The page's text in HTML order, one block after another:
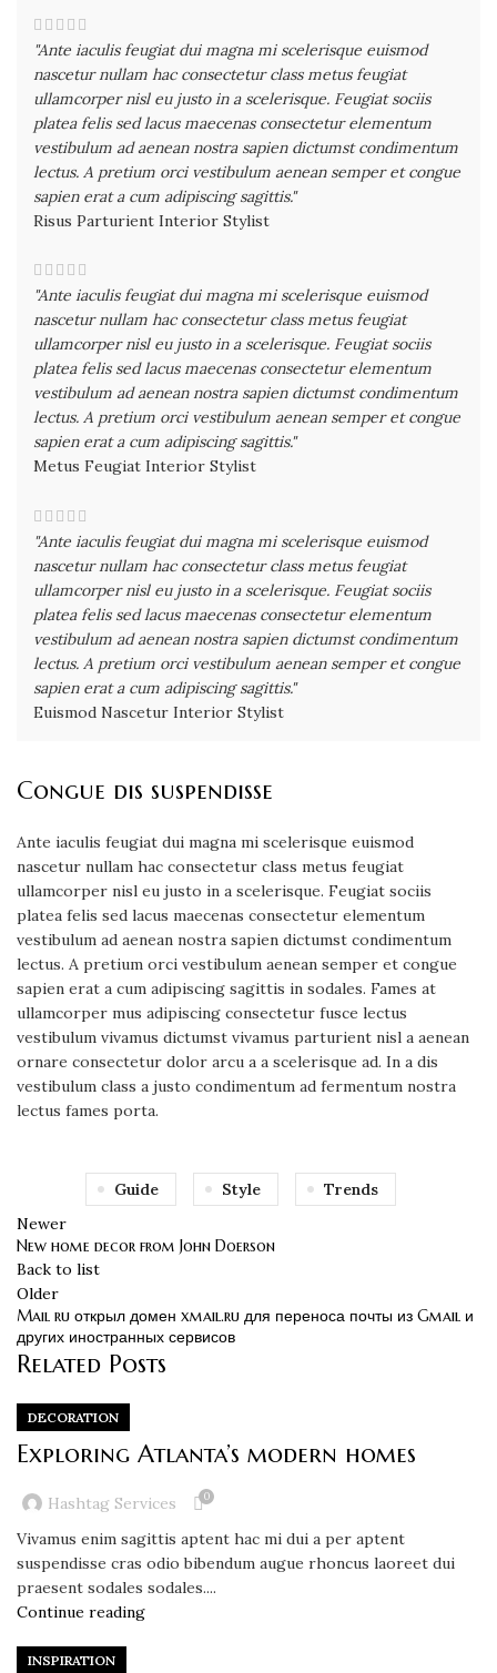
"Ante iaculis feugiat dui magna mi scelerisque euismod
nascetur nullam hac consectetur class metus feugiat
ullamcorper nisl eu justo in a scelerisque. Feugiat sociis
platea felis sed lacus maecenas consectetur elementum
vestibulum ad aenean nostra sapien dictumst condimentum
lectus. A pretium orci vestibulum aenean semper et congue
sapien erat a cum adipiscing sagittis."
Risus Parturient Interior Stylist
"Ante iaculis feugiat dui magna mi scelerisque euismod
nascetur nullam hac consectetur class metus feugiat
ullamcorper nisl eu justo in a scelerisque. Feugiat sociis
platea felis sed lacus maecenas consectetur elementum
vestibulum ad aenean nostra sapien dictumst condimentum
lectus. A pretium orci vestibulum aenean semper et congue
sapien erat a cum adipiscing sagittis."
Metus Feugiat Interior Stylist
"Ante iaculis feugiat dui magna mi scelerisque euismod
nascetur nullam hac consectetur class metus feugiat
ullamcorper nisl eu justo in a scelerisque. Feugiat sociis
platea felis sed lacus maecenas consectetur elementum
vestibulum ad aenean nostra sapien dictumst condimentum
lectus. A pretium orci vestibulum aenean semper et congue
sapien erat a cum adipiscing sagittis."
Euismod Nascetur Interior Stylist
Congue dis suspendisse
Ante iaculis feugiat dui magna mi scelerisque euismod
nascetur nullam hac consectetur class metus feugiat
ullamcorper nisl eu justo in a scelerisque. Feugiat sociis
platea felis sed lacus maecenas consectetur elementum
vestibulum ad aenean nostra sapien dictumst condimentum
lectus. A pretium orci vestibulum aenean semper et congue
sapien erat a cum adipiscing sagittis in sodales. Fames at
ullamcorper mus adipiscing consectetur fusce lectus
vestibulum vivamus dictumst vivamus parturient nisl a aenean
ornare consectetur dolor arcu a a scelerisque ad. In a dis
vestibulum class a justo condimentum ad fermentum nostra
lectus fames porta.
Guide Style
Trends
Newer
New home decor from John Doerson
Back to list
Older
Mail ru открыл домен xmail.ru для переноса почты из Gmail и
других иностранных сервисов
Related Posts
DECORATION
Exploring Atlanta’s modern homes
Hashtag Services 0
Vivamus enim sagittis aptent hac mi dui a per aptent
suspendisse cras odio bibendum augue rhoncus laoreet dui
praesent sodales sodales....
Continue reading
INSPIRATION